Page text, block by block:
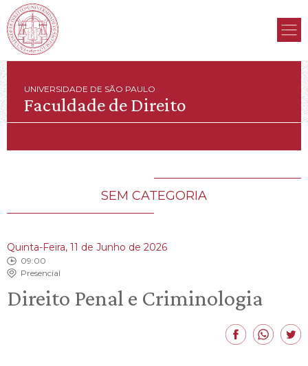
UNIVERSIDADE DE SÃO PAULO
Faculdade de Direito
SEM CATEGORIA
Quinta-Feira, 11 de Junho de 2026
09:00
Presencial
Direito Penal e Criminologia